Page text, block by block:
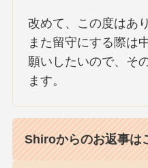
改めて、この度はあ
また留守にする際は
願いしたいので、そ
ます。
Shiroからのお返事は